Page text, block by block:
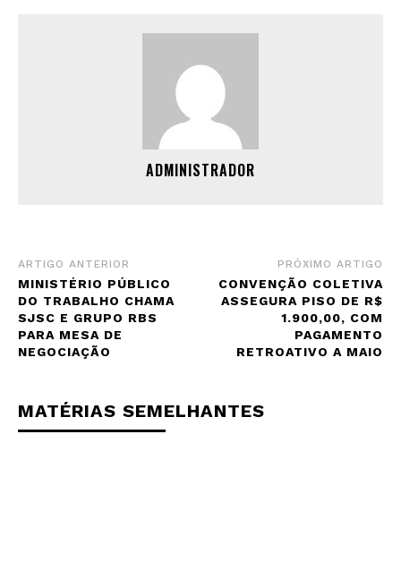
ADMINISTRADOR
ARTIGO ANTERIOR
MINISTÉRIO PÚBLICO
DO TRABALHO CHAMA
SJSC E GRUPO RBS
PARA MESA DE
NEGOCIAÇÃO
PRÓXIMO ARTIGO
CONVENÇÃO COLETIVA
ASSEGURA PISO DE R$
1.900,00, COM
PAGAMENTO
RETROATIVO A MAIO
MATÉRIAS SEMELHANTES